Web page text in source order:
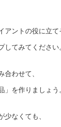
アントの役に立て
してみてください
合わせて、
」を作りましょう
少なくても、